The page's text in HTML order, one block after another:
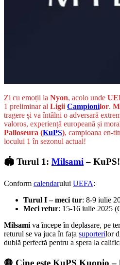
Zi cu emoții la Nyon, acolo unde
1 preliminar al Ligii Campionilor.
tragere și va întâlni o adversară
valoros, experiență europeană și
Palloseura (KuPS), campioana en-
locului 1 în sezonul actual!
🏟️ Turul 1: Milsami –
Conform calendarului UEFA:
Turul I – meci tur: 8-9 iulie
Meci retur: 15-16 iulie 2025
Milsami va începe în deplasare, pe
returul se va juca în fața suporterilor
dublă perfectă pentru a spera la
🟡 Cine este KuPS Kuopio